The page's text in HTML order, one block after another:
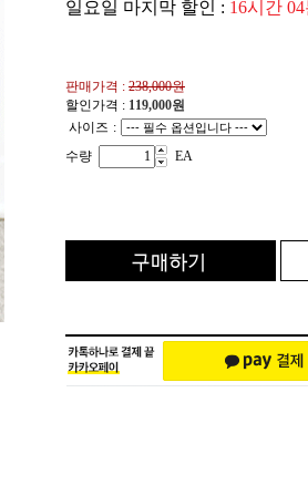
일요일 마지막 할인 : 16시간
판매가격 : 238,000원
할인가격 : 119,000원
사이즈 :
수량
EA